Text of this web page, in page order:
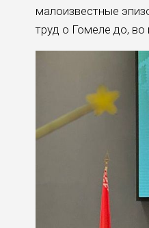
малоизвестные
труд о Гомеле до,